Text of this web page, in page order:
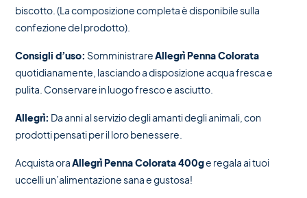
biscotto. (La composizione completa è disponibile sulla
confezione del prodotto).
Consigli d’uso: SomministrareAllegrì Penna Colorata
quotidianamente, lasciando a disposizione acqua fresca e
pulita. Conservare in luogo fresco e asciutto.
Allegrì: Da anni al servizio degli amanti degli animali, con
prodotti pensati per il loro benessere.
Acquista oraAllegrì Penna Colorata 400ge regala ai tuoi
uccelli un’alimentazione sana e gustosa!